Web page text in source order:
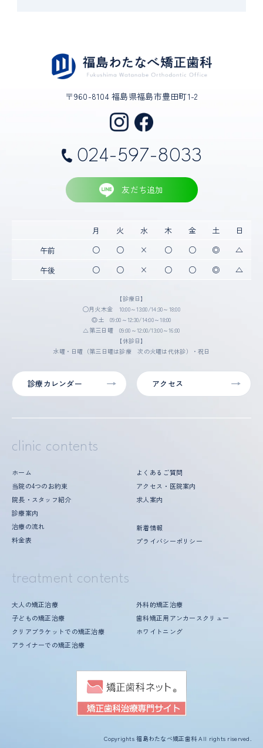
が混在する時期）に行なう第1期治療で1～2年、永久歯が
すべて生えそろったあとに行なう第2期治療で1～2年半を
要することがあります。
歯の動き方には個人差があるため、治療期間が予想より長
装置や顎間ゴムの扱い方、定期的な通院など、矯正治療で
は患者さんのご協力がたいへん重要であり、それらが治療
治療中は、装置がついているため歯が磨きにくくなりま
定期メンテナンスの受診が大切です。また、歯が動くこと
で見えなかった虫歯が見えるようになることもあります。
歯を動かすことにより歯根が吸収され、短くなることがあ
ごくまれに、歯が骨と癒着していて歯が動かないことがあ
ごくまれに、歯を動かすことで神経に障害を与え、神経が
壊死することがあります。
治療中に金属などのアレルギー症状が出ることがありま
治療中に、「顎関節で音が鳴る、顎が痛い、口をあけにく
い」などの顎関節症状が出ることがあります。
問題が生じた場合、当初の治療計画を変更することがあり
歯の形状の修正や、噛み合わせの微調整を行なうことがあ
矯正装置を誤飲する可能性があります。
装置を外すときに、エナメル質に微小な亀裂が入る可能性
装置を外したあと、現在の噛み合わせに合わせて補綴物
顎の成長発育により、歯並びや噛み合わせが変化する可能
性があります。
治療後に、親知らずの影響で歯並びや噛み合わせが変化す
る可能性があります。
加齢や歯周病などにより、歯並びや噛み合わせが変化する
ります。
スク・副作用
マウスピース矯正治療は、機能性や審美性を重視するた
め、公的健康保険対象外の自費診療となり、保険診療より
る治療結果を得られないことがあるため、きちんとした自
己管理が必要になります。
ご自身で取り外せるため、紛失することがあります。
症状によっては、マウスピース型矯正治療（アライナー）
お口の中の状態によっては、治療計画どおりの結果が得ら
〒960-8104 福島県福島市豊田町1-2
024-597-8033
友だち追加
月 火 水 木 金 土
日
午前
○ ○ × ○ ○ ◎
△
午後
○ ○ × ○ ○ ◎ △
【診療日】
◯月火木金 10:00～13:00/14:30～18:00
◎土 09:00～12:30/14:00～18:00
△第三日曜 09:00～12:00/13:00～16:00
【休診日】
水曜・日曜（第三日曜は診療 次の火曜は代休診）・祝日
診療カレンダー アクセス
clinic contents
ホーム
当院の4つのお約束
院長・スタッフ紹介
診療案内
治療の流れ
料金表
よくあるご質問
アクセス・医院案内
求人案内
新着情報
プライバシーポリシー
treatment contents
大人の矯正治療
子どもの矯正治療
クリアブラケットでの矯正治療
アライナーでの矯正治療
外科的矯正治療
歯科矯正用アンカースクリュー
ホワイトニング
Copyrights 福島わたなべ矯正歯科 All rights riserved.